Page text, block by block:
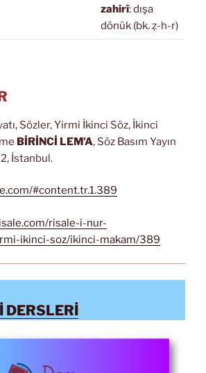
zahirî: dışa
dönük (bk. ẓ-h-r)
Sözler, Yirmi İkinci Söz, İkinci
BİRİNCİ LEM’A, Söz Basım Yayın
İstanbul.
#content.tr.1.389
risale-i-nur-
ikinci-soz/ikinci-makam/389
DERSLERİ